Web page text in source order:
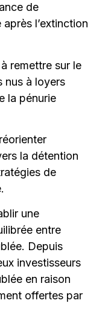
de
l’extinction
remettre sur le
nus à loyers
la pénurie
la détention
de
une
entre
Depuis
investisseurs
en raison
offertes par